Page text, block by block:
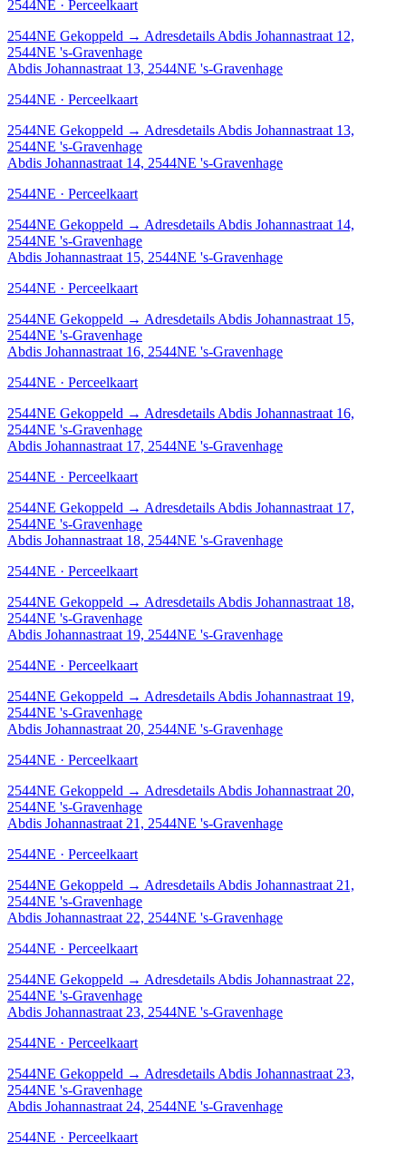
2544NE · Perceelkaart
2544NE Gekoppeld → Adresdetails Abdis Johannastraat 12,
2544NE 's-Gravenhage
Abdis Johannastraat 13, 2544NE 's-Gravenhage
2544NE · Perceelkaart
2544NE Gekoppeld → Adresdetails Abdis Johannastraat 13,
2544NE 's-Gravenhage
Abdis Johannastraat 14, 2544NE 's-Gravenhage
2544NE · Perceelkaart
2544NE Gekoppeld → Adresdetails Abdis Johannastraat 14,
2544NE 's-Gravenhage
Abdis Johannastraat 15, 2544NE 's-Gravenhage
2544NE · Perceelkaart
2544NE Gekoppeld → Adresdetails Abdis Johannastraat 15,
2544NE 's-Gravenhage
Abdis Johannastraat 16, 2544NE 's-Gravenhage
2544NE · Perceelkaart
2544NE Gekoppeld → Adresdetails Abdis Johannastraat 16,
2544NE 's-Gravenhage
Abdis Johannastraat 17, 2544NE 's-Gravenhage
2544NE · Perceelkaart
2544NE Gekoppeld → Adresdetails Abdis Johannastraat 17,
2544NE 's-Gravenhage
Abdis Johannastraat 18, 2544NE 's-Gravenhage
2544NE · Perceelkaart
2544NE Gekoppeld → Adresdetails Abdis Johannastraat 18,
2544NE 's-Gravenhage
Abdis Johannastraat 19, 2544NE 's-Gravenhage
2544NE · Perceelkaart
2544NE Gekoppeld → Adresdetails Abdis Johannastraat 19,
2544NE 's-Gravenhage
Abdis Johannastraat 20, 2544NE 's-Gravenhage
2544NE · Perceelkaart
2544NE Gekoppeld → Adresdetails Abdis Johannastraat 20,
2544NE 's-Gravenhage
Abdis Johannastraat 21, 2544NE 's-Gravenhage
2544NE · Perceelkaart
2544NE Gekoppeld → Adresdetails Abdis Johannastraat 21,
2544NE 's-Gravenhage
Abdis Johannastraat 22, 2544NE 's-Gravenhage
2544NE · Perceelkaart
2544NE Gekoppeld → Adresdetails Abdis Johannastraat 22,
2544NE 's-Gravenhage
Abdis Johannastraat 23, 2544NE 's-Gravenhage
2544NE · Perceelkaart
2544NE Gekoppeld → Adresdetails Abdis Johannastraat 23,
2544NE 's-Gravenhage
Abdis Johannastraat 24, 2544NE 's-Gravenhage
2544NE · Perceelkaart